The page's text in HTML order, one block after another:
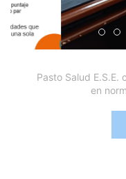
Pasto Salud
en